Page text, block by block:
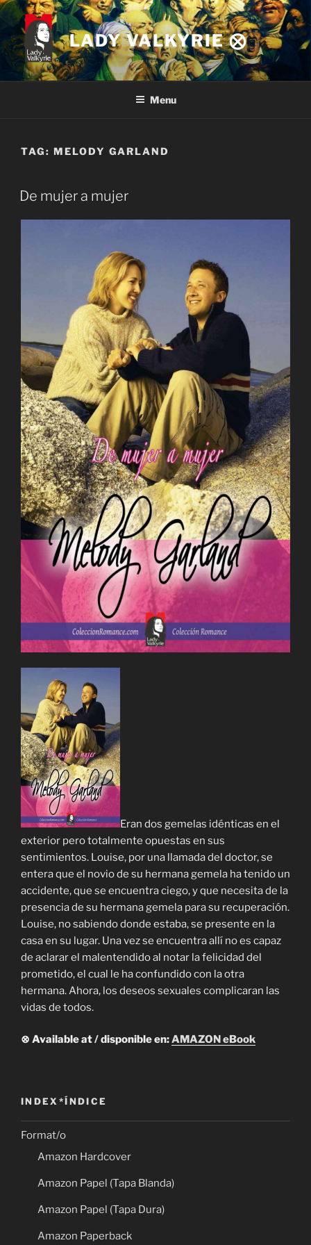
Skip
content
LADY VALKYRIE ⨂
Menu
TAG: MELODY GARLAND
De mujer a mujer
Eran dos gemelas idénticas en el
exterior pero totalmente opuestas en sus
sentimientos. Louise, por una llamada del doctor, se
entera que el novio de su hermana gemela ha tenido un
accidente, que se encuentra ciego, y que necesita de la
presencia de su hermana gemela para su recuperación.
Louise, no sabiendo donde estaba, se presente en la
casa en su lugar. Una vez se encuentra allí no es capaz
de aclarar el malentendido al notar la felicidad del
prometido, el cual le ha confundido con la otra
hermana. Ahora, los deseos sexuales complicaran las
vidas de todos.
⊗ Available at / disponible en:AMAZON eBook
INDEX*ÍNDICE
Format/o
Amazon Hardcover
Amazon Papel (Tapa Blanda)
Amazon Papel (Tapa Dura)
Amazon Paperback